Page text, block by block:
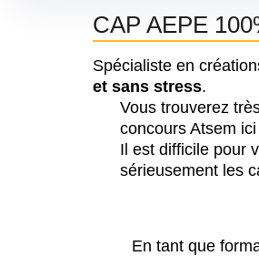
CAP AEPE
Spécialiste en
et sans stress.
Vous trouverez
concours Atsem ici
Il est difficile pour
sérieusement les
En tant que